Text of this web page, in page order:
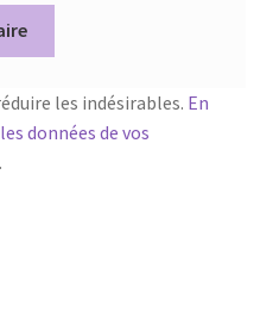
les indésirables. En
données de vos
.